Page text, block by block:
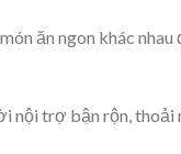
ăn ngon khác nhau
nội trợ bận rộn, thoải